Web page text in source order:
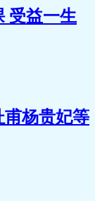
受益一生
甫杨贵妃等